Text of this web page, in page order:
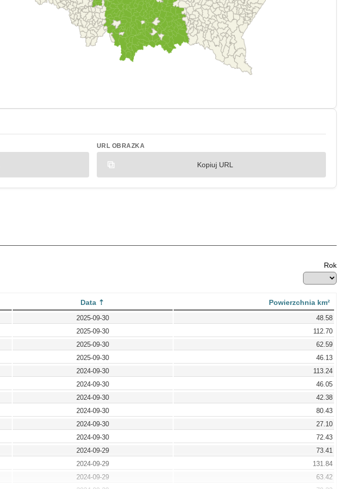
URL OBRAZKA
Kopiuj URL
Rok
Data Powierzchnia km²
2025-09-30
48.58
2025-09-30
112.70
2025-09-30
62.59
2025-09-30
46.13
2024-09-30
113.24
2024-09-30
46.05
2024-09-30
42.38
2024-09-30
80.43
2024-09-30
27.10
2024-09-30
72.43
2024-09-29
73.41
2024-09-29
131.84
2024-09-29
63.42